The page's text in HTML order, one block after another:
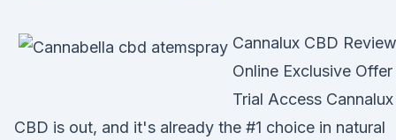
Cannalux CBD Review
Online Exclusive Offer |
Trial Access Cannalux
CBD is out, and it's already the #1 choice in natural